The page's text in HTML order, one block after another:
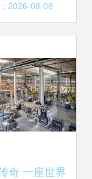
角与机会
2026-08-08
奇 一座世界